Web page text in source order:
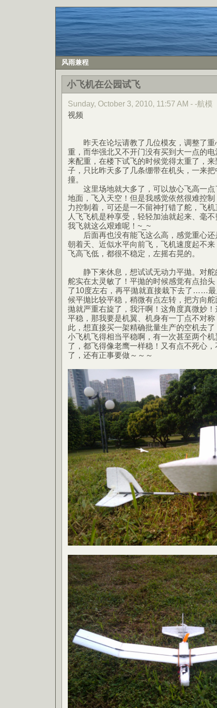
风雨兼程
小飞机在公园试飞
Sunday, October 3, 2010, 11:57 AM - -航模
视频
昨天在论坛请教了几位模友，调整了重
重，而华强北又不开门没有买到大一点的
来配重，在楼下试飞的时候觉得太重了，
子，只比昨天多了几条绷带在机头，一来
撞。
这里场地就大多了，可以放心飞高一点
地面，飞入天空！但是我感觉依然很难控制
力控制着，可还是一不留神打错了舵，飞
人飞飞机是种享受，轻轻加油就起来、毫
我飞就这么艰难呢！~_~
后面再也没有能飞这么高，感觉重心还
朝着天、近似水平向前飞，飞机速度起不
飞高飞低，都很不稳定，左摇右晃的。
静下来休息，想试试无动力平拋。对舵
舵实在太灵敏了！平拋的时候感觉有点抬
了10度左右，再平拋就直接栽下去了……
候平拋比较平稳，稍微有点左转，把方向
拋就严重右旋了，我汗啊！这角度真微妙
平稳，那我要是机翼、机身有一丁点不对
此，想直接买一架精确批量生产的空机去
小飞机飞得相当平稳啊，有一次甚至两个
了，都飞得像老鹰一样稳！又有点不死心
了，还有正事要做～～～